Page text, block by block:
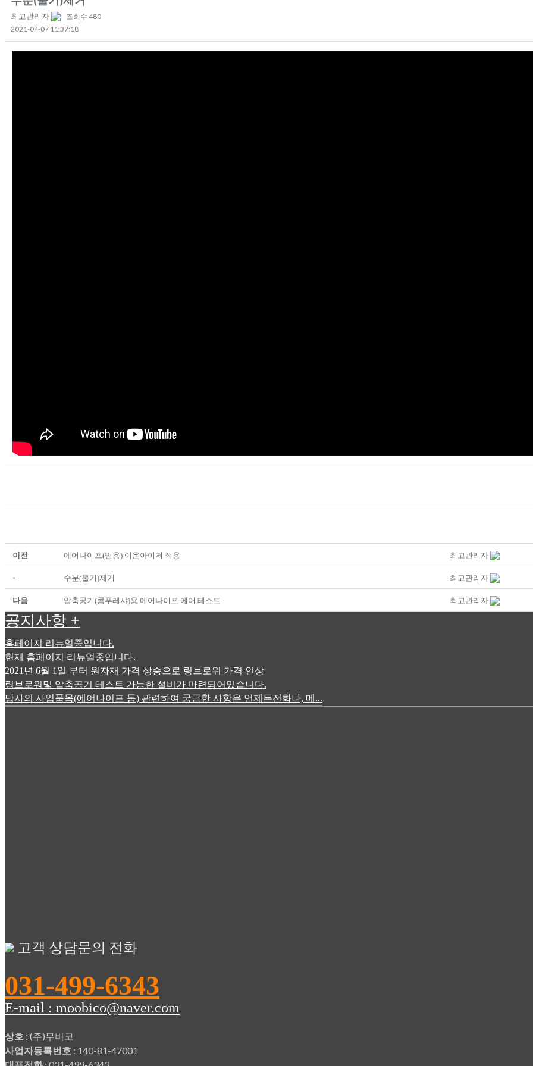
최고관리자
조회수 480
2021-04-07 11:37:18
이전 에어나이프(범용) 이온아이저 적용 최고관리자
- 수분(물기)제거 최고관리자
다음 압축공기(콤푸레샤)용 에어나이프 에어 테스트 최고관리자
공지사항 +
홈페이지 리뉴얼중입니다.
현재 홈페이지 리뉴얼중입니다.
2021년 6월 1일 부터 원자재 가격 상승으로 링브로워 가격 인상
링브로워및 압축공기 테스트 가능한 설비가 마련되어있습니다.
당사의 사업품목(에어나이프 등) 관련하여 궁금한 사항은 언제든전화나, 메...
고객 상담문의 전화
031-499-6343
E-mail : moobico@naver.com
상호 : (주)무비코
사업자등록번호 : 140-81-47001